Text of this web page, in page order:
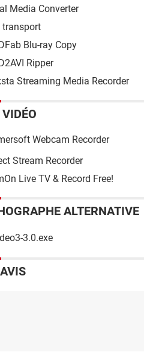
Media Converter
transport
Blu-ray Copy
Ripper
Streaming Media Recorder
Webcam Recorder
Stream Recorder
Live TV & Record Free!
ALTERNATIVE
3.0.exe